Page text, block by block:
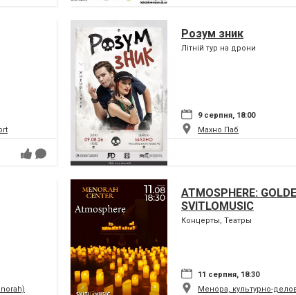
Розум зник
Літній тур на дрони
9 серпня, 18:00
Махно Паб
ATMOSPHERE:
SVITLOMUSIC
Концерты, Театры
11 серпня, 18:30
Менора, культурно-